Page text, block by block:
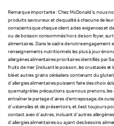
Remarque importante : Chez McDonald's, nous
produits savoureux et de qualité à chacune de
conscients que chaque client a des exigences et
ou de boisson consommés hors de son foyer,
alimentaires. Dans le cadre de notre engagement
renseignements nutritionnels les plus à jour
allergènes alimentaires prioritaires identifiés par
fruits de mer [incluant le poisson, les crustacés et
blé et autres grains céréaliers contenant du
d'allergies alimentaires puissent faire des choix
que malgré les précautions que nous prenons,
entraîner le partage d'aires d'entreposage, de
d'ustensiles et de présentoirs, et il est toujours
contact avec d'autres, incluant d'autres
d'allergies alimentaires ou ayant des besoins